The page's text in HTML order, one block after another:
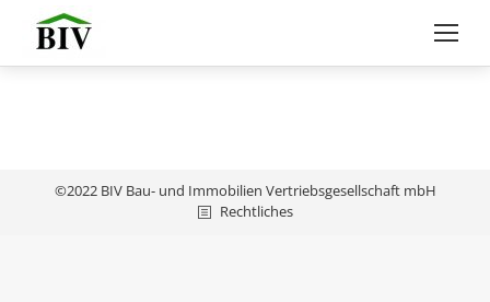
©2022 BIV Bau- und Immobilien Vertriebsgesellschaft mbH
Rechtliches